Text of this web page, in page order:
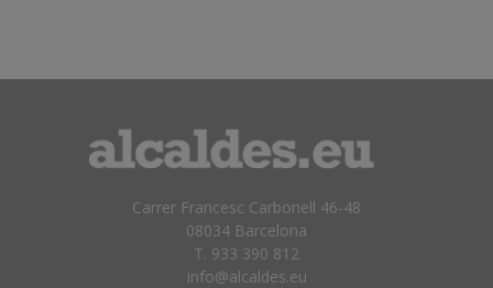
Carrer Francesc Carbonell 46-48
08034 Barcelona
T. 933 390 812
info@alcaldes.eu